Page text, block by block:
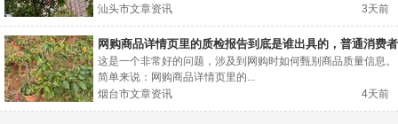
汕头市文章资讯
3天前
网购商品详情页里的质检报告到底是谁出具的，普通消费者
能自己查到吗？
这是一个非常好的问题，涉及到网购时如何甄别商品质量信息。
简单来说：网购商品详情页里的...
烟台市文章资讯
4天前